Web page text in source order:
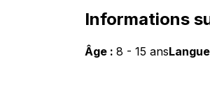
Informations
Âge : 8 - 15 ans